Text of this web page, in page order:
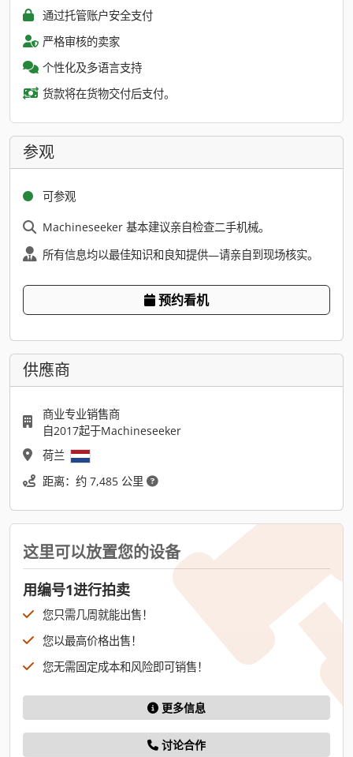
通过托管账户安全支付
严格审核的卖家
个性化及多语言支持
货款将在货物交付后支付。
参观
可参观
Machineseeker 基本建议亲自检查二手机械。
所有信息均以最佳知识和良知提供—请亲自到现场核实。
预约看机
供應商
商业专业销售商
自2017起于Machineseeker
荷兰
距离：约 7,485 公里
这里可以放置您的设备
用编号1进行拍卖
您只需几周就能出售！
您以最高价格出售！
您无需固定成本和风险即可销售！
更多信息
讨论合作